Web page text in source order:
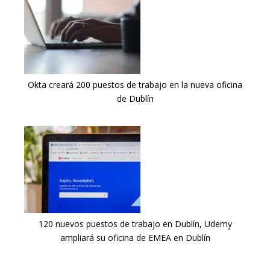
Okta creará 200 puestos de trabajo en la nueva oficina
de Dublín
120 nuevos puestos de trabajo en Dublín, Udemy
ampliará su oficina de EMEA en Dublín